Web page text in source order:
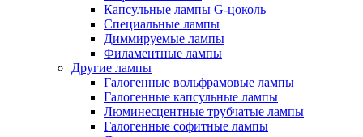
Капсульные лампы G-цоколь
Специальные лампы
Диммируемые лампы
Филаментные лампы
Другие лампы
Галогенные вольфрамовые лампы
Галогенные капсульные лампы
Люминесцентные трубчатые лампы
Галогенные софитные лампы